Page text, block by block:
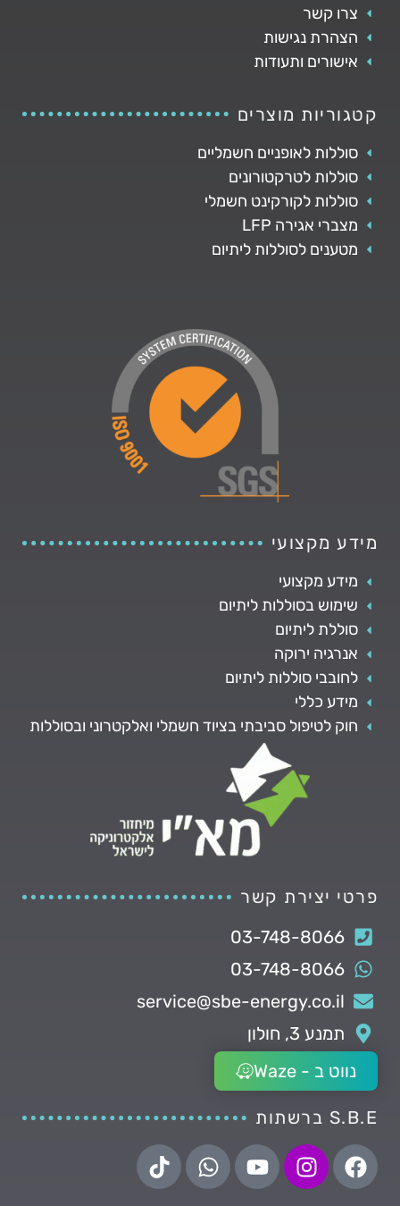
צרו קשר
הצהרת נגישות
אישורים ותעודות
קטגוריות מוצרים
סוללות לאופניים חשמליים
סוללות לטרקטורונים
סוללות לקורקינט חשמלי
מצברי אגירה LFP
מטענים לסוללות ליתיום
מידע מקצועי
מידע מקצועי
שימוש בסוללות ליתיום
סוללת ליתיום
אנרגיה ירוקה
לחובבי סוללות ליתיום
מידע כללי
חוק לטיפול סביבתי בציוד חשמלי ואלקטרוני ובסוללות
פרטי יצירת קשר
03-748-8066
03-748-8066
service@sbe-energy.co.il
תמנע 3, חולון
נווט ב - Waze
S.B.E ברשתות